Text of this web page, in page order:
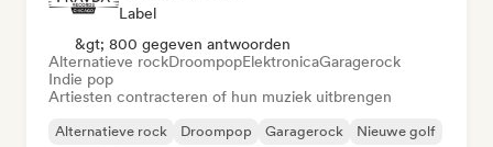
Label
&gt; 800 gegeven antwoorden
Alternatieve rockDroompopElektronicaGaragerock
Indie pop
Artiesten contracteren of hun muziek uitbrengen
Alternatieve rock Droompop Garagerock
Nieuwe golf